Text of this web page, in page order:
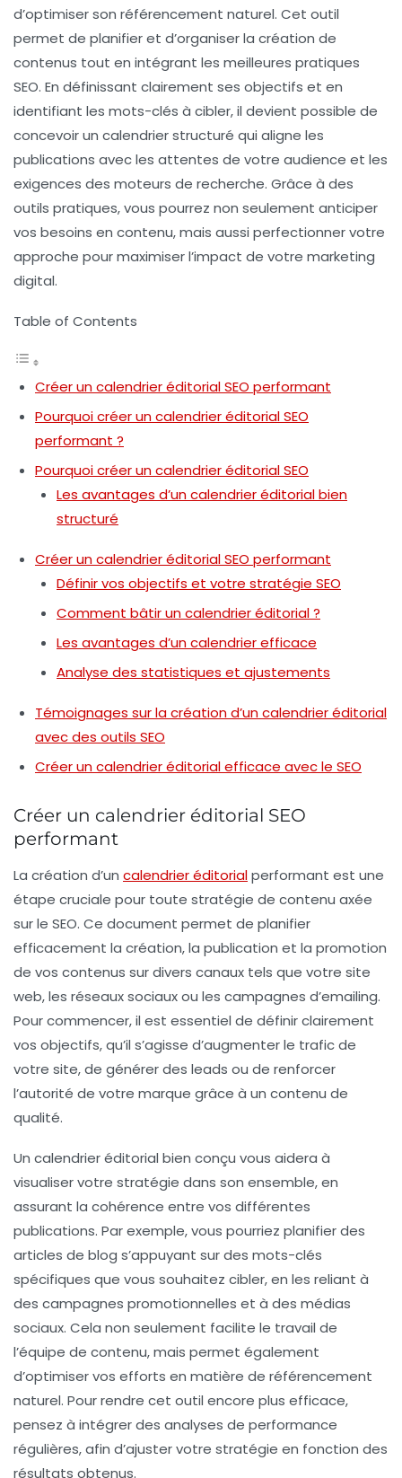
d’optimiser son référencement naturel. Cet outil
permet de planifier et d’organiser la création de
contenus tout en intégrant les meilleures pratiques
SEO. En définissant clairement ses objectifs et en
identifiant les mots-clés à cibler, il devient possible de
concevoir un calendrier structuré qui aligne les
publications avec les attentes de votre audience et les
exigences des moteurs de recherche. Grâce à des
outils pratiques, vous pourrez non seulement anticiper
vos besoins en contenu, mais aussi perfectionner votre
approche pour maximiser l’impact de votre marketing
digital.
Table of Contents
Créer un calendrier éditorial SEO performant
Pourquoi créer un calendrier éditorial SEO
performant ?
Pourquoi créer un calendrier éditorial SEO
Les avantages d’un calendrier éditorial bien
structuré
Créer un calendrier éditorial SEO performant
Définir vos objectifs et votre stratégie SEO
Comment bâtir un calendrier éditorial ?
Les avantages d’un calendrier efficace
Analyse des statistiques et ajustements
Témoignages sur la création d’un calendrier éditorial
avec des outils SEO
Créer un calendrier éditorial efficace avec le SEO
Créer un calendrier éditorial SEO
performant
La création d’un calendrier éditorialperformant est une
étape cruciale pour toute stratégie de contenu axée
sur le SEO. Ce document permet de planifier
efficacement la création, la publication et la promotion
de vos contenus sur divers canaux tels que votre site
web, les réseaux sociaux ou les campagnes d’emailing.
Pour commencer, il est essentiel de définir clairement
vos objectifs, qu’il s’agisse d’augmenter le traficde
votre site, de générer des leads ou de renforcer
l’autorité de votre marque grâce à un contenu de
qualité.
Un calendrier éditorial bien conçu vous aidera à
visualiser votre stratégie dans son ensemble, en
assurant la cohérence entre vos différentes
publications. Par exemple, vous pourriez planifier des
articles de blog s’appuyant sur des mots-clés
spécifiques que vous souhaitez cibler, en les reliant à
des campagnes promotionnelles et à des médias
sociaux. Cela non seulement facilite le travail de
l’équipe de contenu, mais permet également
d’optimiser vos efforts en matière de référencement
naturel. Pour rendre cet outil encore plus efficace,
pensez à intégrer des analyses de performance
régulières, afin d’ajuster votre stratégie en fonction des
résultats obtenus.